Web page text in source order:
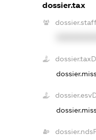
dossier.tax
dossier.staff